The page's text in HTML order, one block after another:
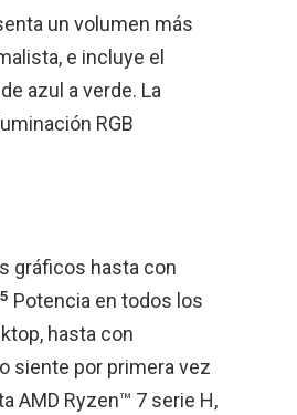
un volumen más
e incluye el
azul a verde. La
RGB
gráficos hasta con
Potencia en todos los
hasta con
o siente por primera vez
AMD Ryzen™ 7 serie H,